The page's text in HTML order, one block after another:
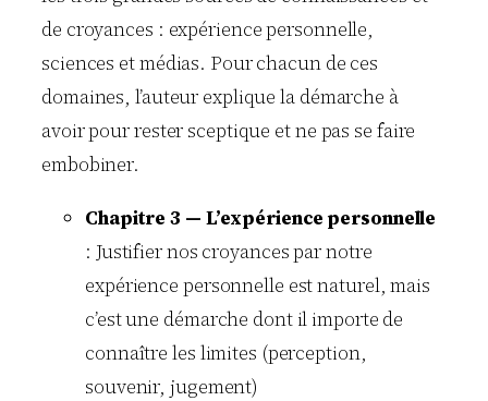
de croyances : expérience personnelle,
sciences et médias. Pour chacun de ces
domaines, l’auteur explique la démarche à
avoir pour rester sceptique et ne pas se faire
embobiner.
Chapitre 3 — L’expérience personnelle
: Justifier nos croyances par notre
expérience personnelle est naturel, mais
c’est une démarche dont il importe de
connaître les limites (perception,
souvenir, jugement)